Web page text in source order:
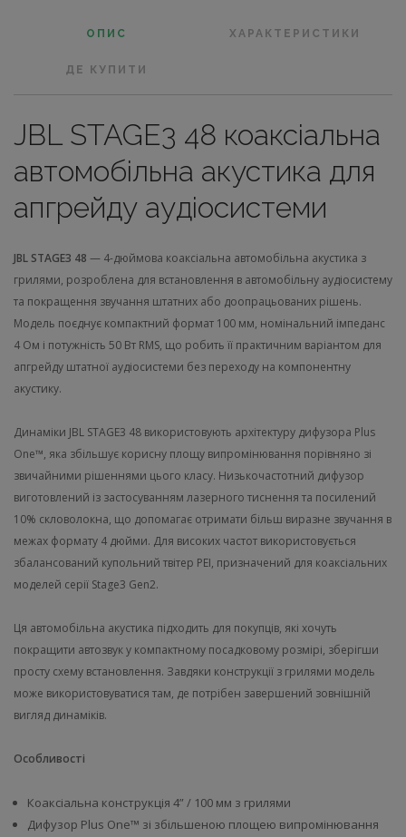
ОПИС ХАРАКТЕРИСТИКИ
ДЕ КУПИТИ
JBL STAGE3 48 коаксіальна
автомобільна акустика для
апгрейду аудіосистеми
JBL STAGE3 48 — 4-дюймова коаксіальна автомобільна акустика з
грилями, розроблена для встановлення в автомобільну аудіосистему
та покращення звучання штатних або доопрацьованих рішень.
Модель поєднує компактний формат 100 мм, номінальний імпеданс
4 Ом і потужність 50 Вт RMS, що робить її практичним варіантом для
апгрейду штатної аудіосистеми без переходу на компонентну
акустику.
Динаміки JBL STAGE3 48 використовують архітектуру дифузора Plus
One™, яка збільшує корисну площу випромінювання порівняно зі
звичайними рішеннями цього класу. Низькочастотний дифузор
виготовлений із застосуванням лазерного тиснення та посилений
10% скловолокна, що допомагає отримати більш виразне звучання в
межах формату 4 дюйми. Для високих частот використовується
збалансований купольний твітер PEI, призначений для коаксіальних
моделей серії Stage3 Gen2.
Ця автомобільна акустика підходить для покупців, які хочуть
покращити автозвук у компактному посадковому розмірі, зберігши
просту схему встановлення. Завдяки конструкції з грилями модель
може використовуватися там, де потрібен завершений зовнішній
вигляд динаміків.
Особливості
Коаксіальна конструкція 4” / 100 мм з грилями
Дифузор Plus One™ зі збільшеною площею випромінювання